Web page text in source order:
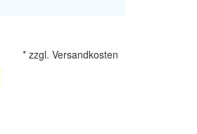
* zzgl. Versandkosten